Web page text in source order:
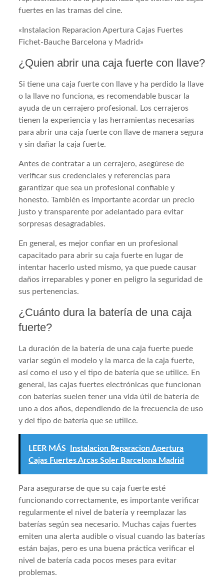
fuertes en las tramas del cine.
«Instalacion Reparacion Apertura Cajas Fuertes
Fichet-Bauche Barcelona y Madrid»
¿Quien abrir una caja fuerte con llave?
Si tiene una caja fuerte con llave y ha perdido la llave
o la llave no funciona, es recomendable buscar la
ayuda de un cerrajero profesional. Los cerrajeros
tienen la experiencia y las herramientas necesarias
para abrir una caja fuerte con llave de manera segura
y sin dañar la caja fuerte.
Antes de contratar a un cerrajero, asegúrese de
verificar sus credenciales y referencias para
garantizar que sea un profesional confiable y
honesto. También es importante acordar un precio
justo y transparente por adelantado para evitar
sorpresas desagradables.
En general, es mejor confiar en un profesional
capacitado para abrir su caja fuerte en lugar de
intentar hacerlo usted mismo, ya que puede causar
daños irreparables y poner en peligro la seguridad de
sus pertenencias.
¿Cuánto dura la batería de una caja
fuerte?
La duración de la batería de una caja fuerte puede
variar según el modelo y la marca de la caja fuerte,
así como el uso y el tipo de batería que se utilice. En
general, las cajas fuertes electrónicas que funcionan
con baterías suelen tener una vida útil de batería de
uno a dos años, dependiendo de la frecuencia de uso
y del tipo de batería que se utilice.
LEER MÁS
Instalacion Reparacion Apertura
Cajas Fuertes Arcas Soler Barcelona Madrid
Para asegurarse de que su caja fuerte esté
funcionando correctamente, es importante verificar
regularmente el nivel de batería y reemplazar las
baterías según sea necesario. Muchas cajas fuertes
emiten una alerta audible o visual cuando las baterías
están bajas, pero es una buena práctica verificar el
nivel de batería cada pocos meses para evitar
problemas.